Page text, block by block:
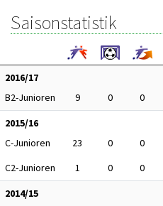
Saisonstatistik
2016/17
B2-Junioren
9 0 0
2015/16
C-Junioren
23 0 0
C2-Junioren
1 0 0
2014/15